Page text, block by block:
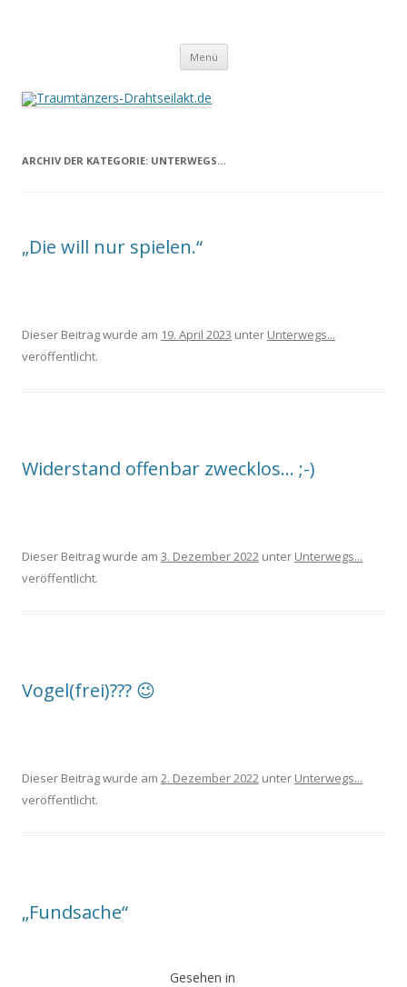
Menü Springe
Inhalt
ARCHIV DER KATEGORIE: UNTERWEGS…
„Die will nur spielen.“
Dieser Beitrag wurde am 19. April 2023 unter Unterwegs...
veröffentlicht.
Widerstand offenbar zwecklos… ;-)
Dieser Beitrag wurde am 3. Dezember 2022 unter Unterwegs...
veröffentlicht.
Vogel(frei)??? 😉
Dieser Beitrag wurde am 2. Dezember 2022 unter Unterwegs...
veröffentlicht.
„Fundsache“
Gesehen in